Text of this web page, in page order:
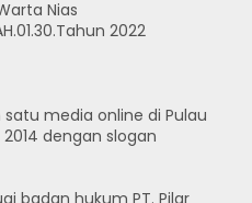
Nias
2022
media online di Pulau
dengan slogan